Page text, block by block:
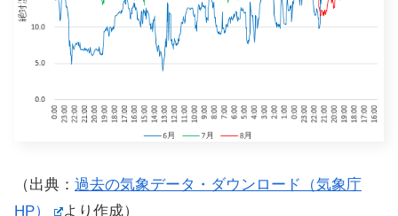
（出典： 過去の気象データ・ダウンロード（気象庁
HP）
より作成）